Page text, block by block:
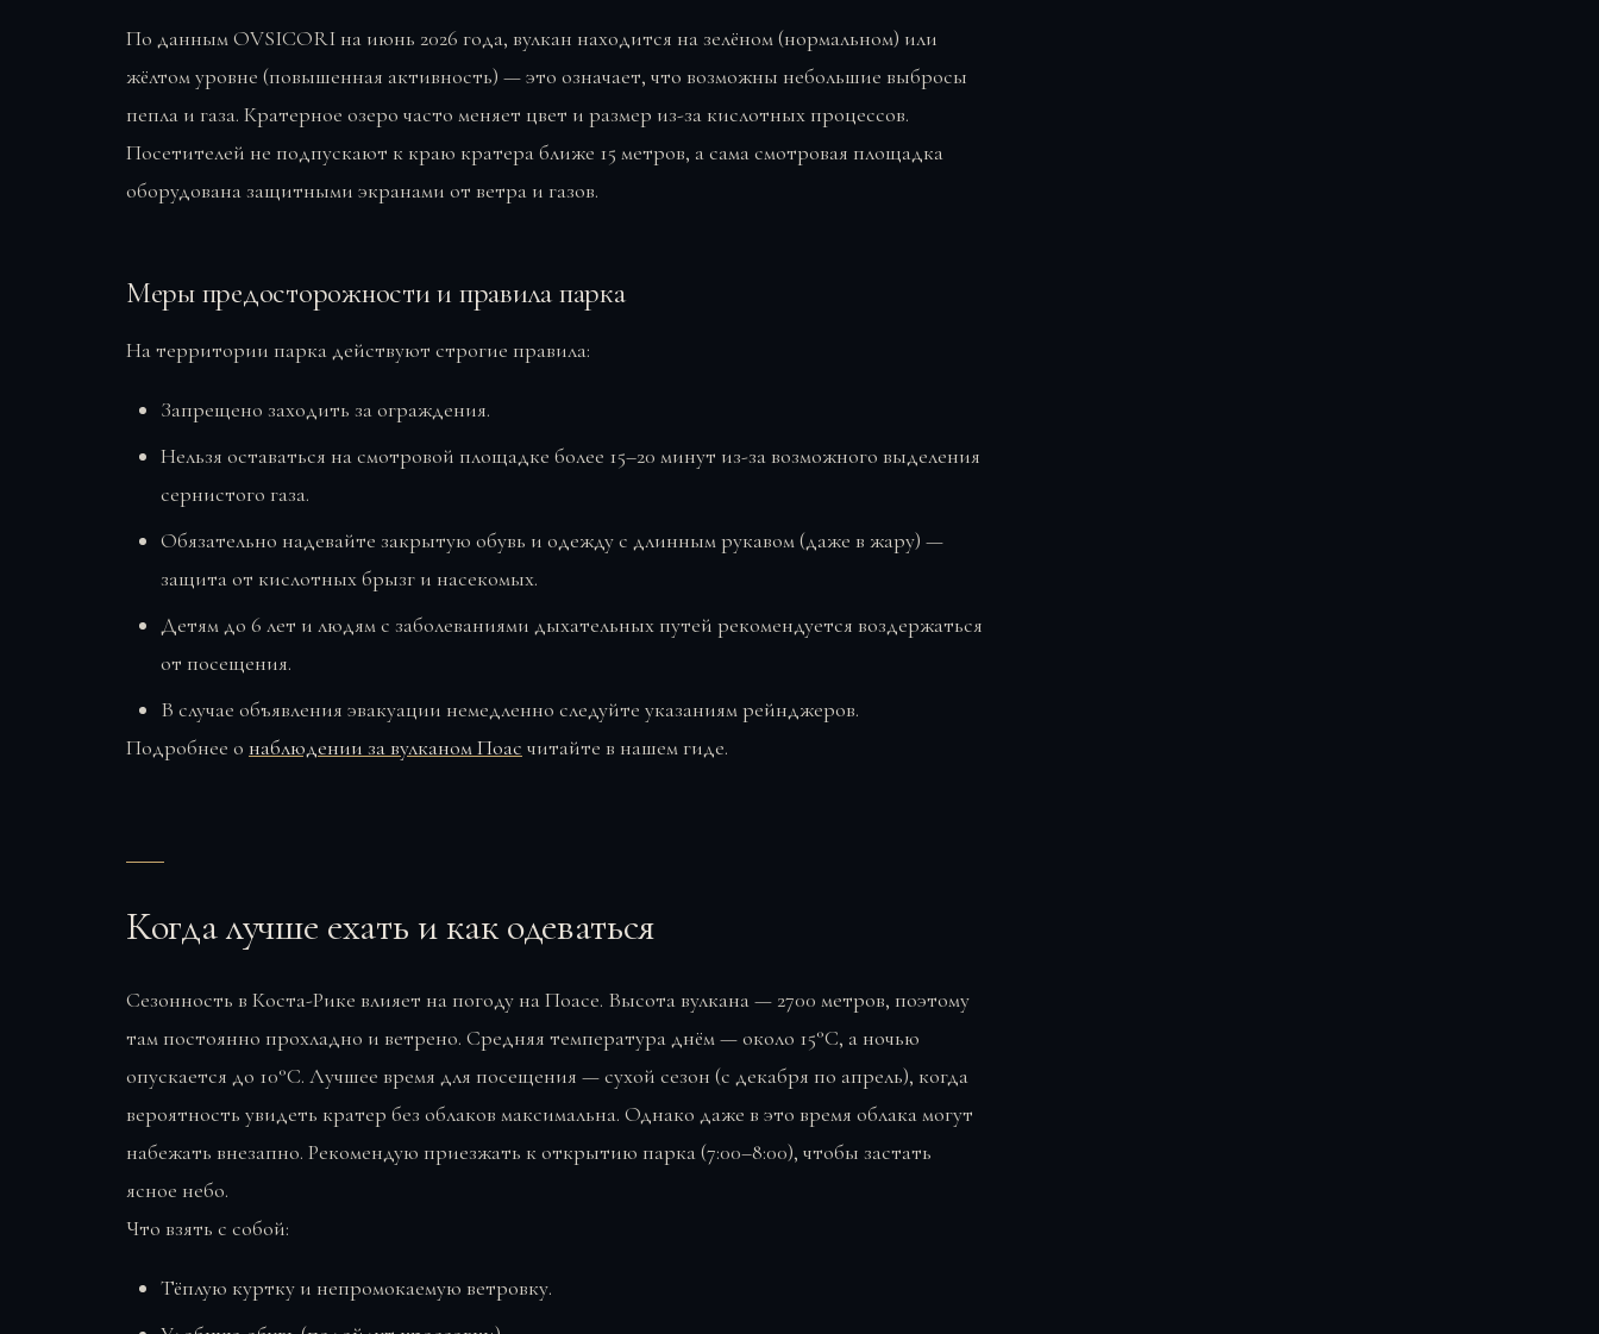
По данным OVSICORI на июнь 2026 года, вулкан находится на зелёном (нормальном) или
жёлтом уровне (повышенная активность) — это означает, что возможны небольшие выбросы
пепла и газа. Кратерное озеро часто меняет цвет и размер из-за кислотных процессов.
Посетителей не подпускают к краю кратера ближе 15 метров, а сама смотровая площадка
оборудована защитными экранами от ветра и газов.
Меры предосторожности и правила парка
На территории парка действуют строгие правила:
Запрещено заходить за ограждения.
Нельзя оставаться на смотровой площадке более 15–20 минут из-за возможного выделения
сернистого газа.
Обязательно надевайте закрытую обувь и одежду с длинным рукавом (даже в жару) —
защита от кислотных брызг и насекомых.
Детям до 6 лет и людям с заболеваниями дыхательных путей рекомендуется воздержаться
от посещения.
В случае объявления эвакуации немедленно следуйте указаниям рейнджеров.
Подробнее о наблюдении за вулканом Поас читайте в нашем гиде.
Когда лучше ехать и как одеваться
Сезонность в Коста-Рике влияет на погоду на Поасе. Высота вулкана — 2700 метров, поэтому
там постоянно прохладно и ветрено. Средняя температура днём — около 15°C, а ночью
опускается до 10°C. Лучшее время для посещения — сухой сезон (с декабря по апрель), когда
вероятность увидеть кратер без облаков максимальна. Однако даже в это время облака могут
набежать внезапно. Рекомендую приезжать к открытию парка (7:00–8:00), чтобы застать
ясное небо.
Что взять с собой:
Тёплую куртку и непромокаемую ветровку.